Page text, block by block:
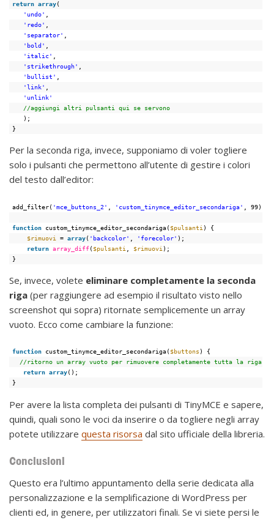
return array(
'undo'
'redo'
'separator'
'bold'
'italic'
'strikethrough'
'bullist'
'link'
'unlink'
//aggiungi altri pulsanti qui se servono
);
}
Per la seconda riga, invece, supponiamo di voler togliere
solo i pulsanti che permettono all’utente di gestire i colori
del testo dall’editor:
add_filter( 'mce_buttons_2' 'custom_tinymce_editor_secondariga' , 99);
function custom_tinymce_editor_secondariga($pulsanti ) {
$rimuovi
= array( 'backcolor' 'forecolor' );
return array_diff($pulsanti $rimuovi );
}
Se, invece, volete eliminare completamente la seconda
riga (per raggiungere ad esempio il risultato visto nello
screenshot qui sopra) ritornate semplicemente un array
vuoto. Ecco come cambiare la funzione:
function custom_tinymce_editor_secondariga($buttons ) {
//ritorno un array vuoto per rimuovere completamente tutta la riga
return array();
}
Per avere la lista completa dei pulsanti di TinyMCE e sapere,
quindi, quali sono le voci da inserire o da togliere negli array
potete utilizzare questa risorsa dal sito ufficiale della libreria.
Conclusioni
Questo era l’ultimo appuntamento della serie dedicata alla
personalizzazione e la semplificazione di WordPress per
clienti ed, in genere, per utilizzatori finali. Se vi siete persi le